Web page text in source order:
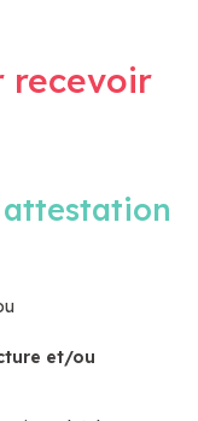
recevoir
attestation
et/ou